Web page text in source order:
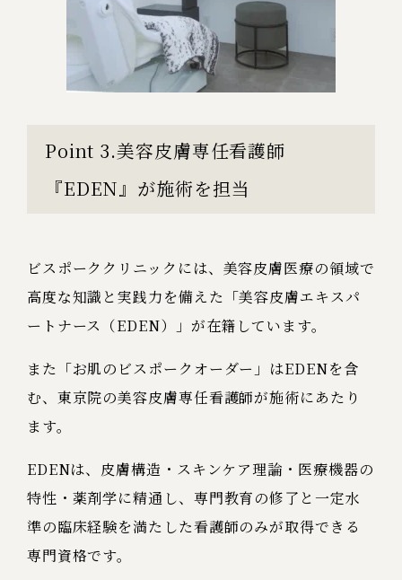
Point 3.美容皮膚専任看護師
『EDEN』が施術を担当
ビスポーククリニックには、美容皮膚医療の領域で
高度な知識と実践力を備えた「美容皮膚エキスパ
ートナース（EDEN）」が在籍しています。
また「お肌のビスポークオーダー」はEDENを含
む、東京院の美容皮膚専任看護師が施術にあたり
ます。
EDENは、皮膚構造・スキンケア理論・医療機器の
特性・薬剤学に精通し、専門教育の修了と一定水
準の臨床経験を満たした看護師のみが取得できる
専門資格です。